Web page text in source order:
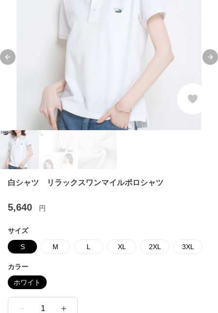
Previous slide
白シャツ リラックスワンマイルポロシャツ
5,640 円
サイズ
S M L XL 2XL 3XL
カラー
ホワイト
1